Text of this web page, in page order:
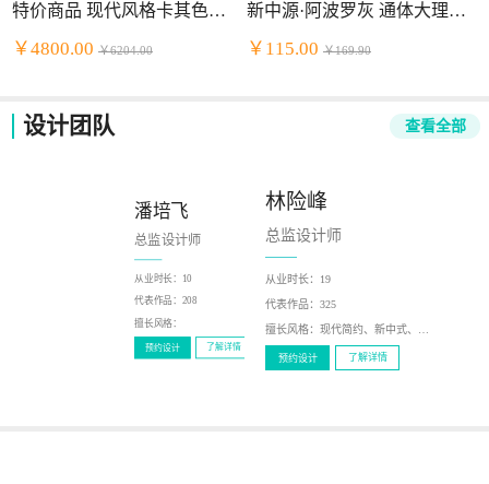
特价商品 现代风格卡其色头层牛皮+PVC组合沙发
￥4800.00 ￥6204.00
新中源·阿波罗灰 通体大理石（2NB9034）
￥115.00 ￥169.90
设计团队 查看全部
林险峰
总监设计师
从业时长： 19
代表作品： 325
擅长风格： 现代简约、新中式、北欧风、轻奢、美式
预约设计 了解详情
潘培飞
总监设计师
从业时长： 10
代表作品： 208
擅长风格：
预约设计 了解详情